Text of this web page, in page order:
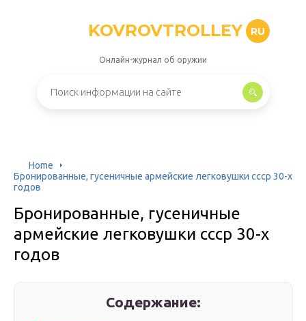
KOVROVTROLLEY RU
Онлайн-журнал об оружии
Home
Бронированные, гусеничные армейские легковушки ссср 30-х
годов
Бронированные, гусеничные
армейские легковушки ссср 30-х
годов
Содержание: